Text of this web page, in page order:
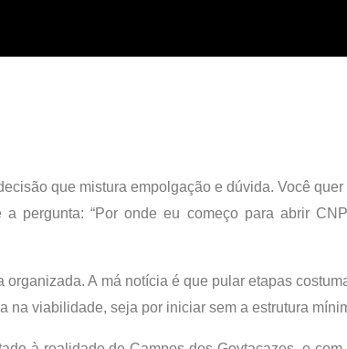
que mistura empolgação e dúvida. Você
a pergunta: “Por onde eu começo para abrir
A má notícia é que pular etapas
na viabilidade, seja por iniciar sem a estrutura